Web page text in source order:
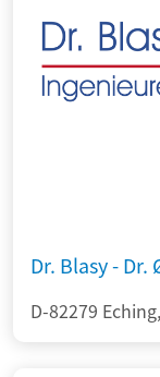
Dr. Blasy -
D-82279